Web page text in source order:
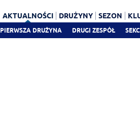
AKTUALNOŚCI
PIERWSZA DRUŻYNA DRUGI ZESPÓŁ
DRUŻYNY SEZON